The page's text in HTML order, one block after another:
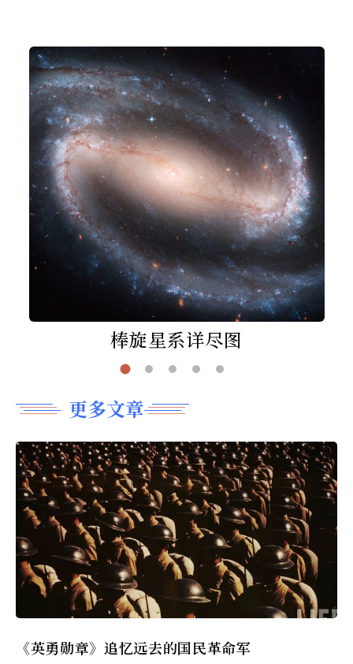
棒旋星系详尽图
更多文章
《英勇勋章》追忆远去的国民革命军